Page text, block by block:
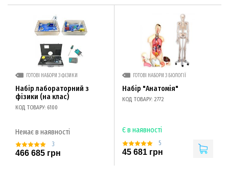
ГОТОВІ НАБОРИ З ФІЗИКИ
Набір лабораторний з
фізики (на клас)
КОД ТОВАРУ: 6100
Немає в наявності
3
466 685 грн
ГОТОВІ НАБОРИ З БІОЛОГІЇ
Набір "Анатомія"
КОД ТОВАРУ: 2772
Є в наявності
5
45 681 грн